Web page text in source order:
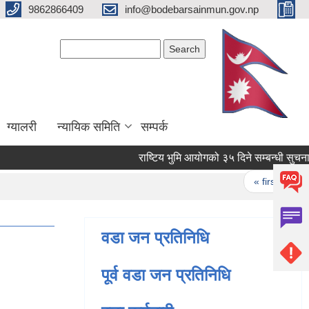
9862866409 info@bodebarsainmun.gov.np
ग्यालरी न्यायिक समिति सम्पर्क
राष्टिय भुमि आयोगको ३५ दिने सम्बन्धी सुचना
« first ‹
वडा जन प्रतिनिधि
पूर्व वडा जन प्रतिनिधि